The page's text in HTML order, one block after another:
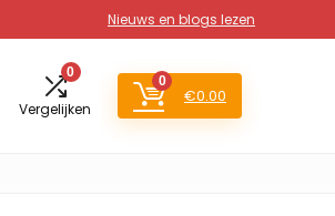
Nieuws en blogs lezen
0
Vergelijken
0
€0.00